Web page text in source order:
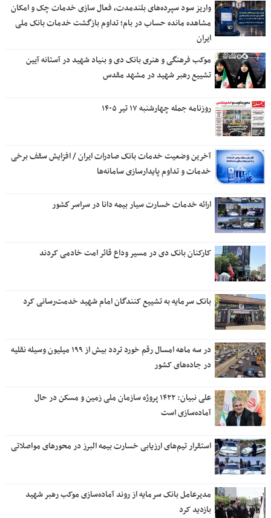
واریز سود سپرده‌های بلندمدت، فعال سازی خدمات چک و امکان
مشاهده مانده حساب در بام؛ تداوم بازگشت خدمات بانک ملی
ایران
موکب فرهنگی و هنری بانک دی و بنیاد شهید در آستانه آیین
تشییع رهبر شهید در مشهد مقدس
روزنامه جمله چهارشنبه ۱۷ تیر ۱۴۰۵
آخرین وضعیت خدمات بانک صادرات ایران / افزایش سقف برخی
خدمات و تداوم پایدارسازی سامانه‌ها
ارائه خدمات خسارت سیار بیمه دانا در سراسر كشور
کارکنان بانک دی در مسیر وداع قائر امت خادمی کردند
بانک سرمایه به تشییع کنندگان امام شهید خدمت‌رسانی کرد
در سه ماهه امسال رقم خورد تردد بیش از ۱۹۹ میلیون وسیله نقلیه
در جاده‌های کشور
علی نبیان: ۱۴۲۲ پروژه سازمان ملی زمین و مسکن در حال
آماده‌سازی است
استقرار تیم‌های ارزیابی خسارت بیمه البرز در محورهای مواصلاتی
مدیرعامل بانک سرمایه از روند آماده‌سازی موکب رهبر شهید
بازدید کرد